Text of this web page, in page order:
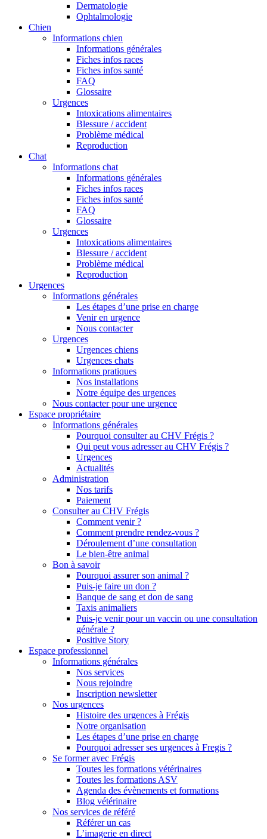
Dermatologie
Ophtalmologie
Chien
Informations chien
Informations générales
Fiches infos races
Fiches infos santé
FAQ
Glossaire
Urgences
Intoxications alimentaires
Blessure / accident
Problème médical
Reproduction
Chat
Informations chat
Informations générales
Fiches infos races
Fiches infos santé
FAQ
Glossaire
Urgences
Intoxications alimentaires
Blessure / accident
Problème médical
Reproduction
Urgences
Informations générales
Les étapes d’une prise en charge
Venir en urgence
Nous contacter
Urgences
Urgences chiens
Urgences chats
Informations pratiques
Nos installations
Notre équipe des urgences
Nous contacter pour une urgence
Espace propriétaire
Informations générales
Pourquoi consulter au CHV Frégis ?
Qui peut vous adresser au CHV Frégis ?
Urgences
Actualités
Administration
Nos tarifs
Paiement
Consulter au CHV Frégis
Comment venir ?
Comment prendre rendez-vous ?
Déroulement d’une consultation
Le bien-être animal
Bon à savoir
Pourquoi assurer son animal ?
Puis-je faire un don ?
Banque de sang et don de sang
Taxis animaliers
Puis-je venir pour un vaccin ou une consultation
générale ?
Positive Story
Espace professionnel
Informations générales
Nos services
Nous rejoindre
Inscription newsletter
Nos urgences
Histoire des urgences à Frégis
Notre organisation
Les étapes d’une prise en charge
Pourquoi adresser ses urgences à Fregis ?
Se former avec Frégis
Toutes les formations vétérinaires
Toutes les formations ASV
Agenda des évènements et formations
Blog vétérinaire
Nos services de référé
Référer un cas
L’imagerie en direct